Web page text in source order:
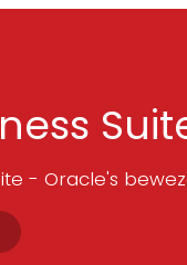
- Oracle's